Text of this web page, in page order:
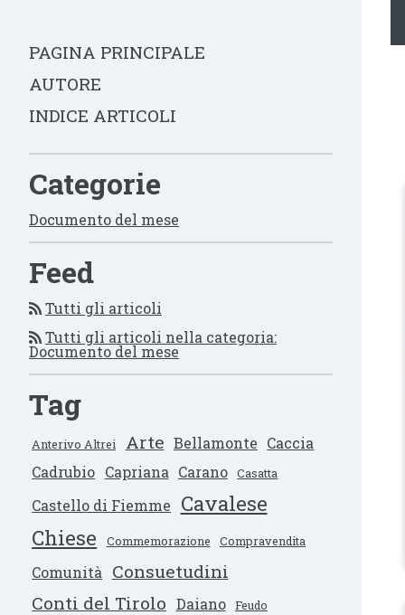
PAGINA PRINCIPALE
AUTORE
INDICE ARTICOLI
Categorie
Documento del mese
Feed
Tutti gli articoli
Tutti gli articoli nella categoria:
Documento del mese
Tag
Anterivo Altrei Arte Bellamonte Caccia
Cadrubio Capriana Carano Casatta
Castello di Fiemme
Cavalese
Chiese
Commemorazione Compravendita
Comunità
Consuetudini
Conti del Tirolo Daiano Feudo